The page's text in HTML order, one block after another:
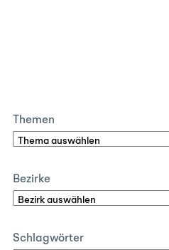
Themen
Bezirke
Schlagwörter